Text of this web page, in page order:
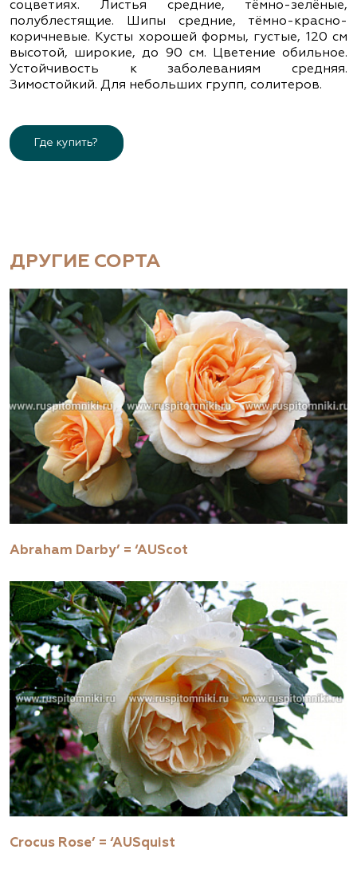
соцветиях. Листья средние, тёмно-зелёные,
полублестящие. Шипы средние, тёмно-красно-
коричневые. Кусты хорошей формы, густые, 120 см
высотой, широкие, до 90 см. Цветение обильное.
Устойчивость к заболеваниям средняя.
Зимостойкий. Для небольших групп, солитеров.
Где купить?
ДРУГИЕ СОРТА
Abraham Darby’ = ‘AUScot
Crocus Rose’ = ‘AUSquist